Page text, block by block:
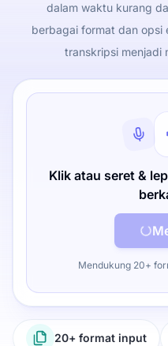
dalam waktu kurang
berbagai format dan opsi
transkripsi menjadi
Klik atau seret &
Mendukung 20+
20+ format input